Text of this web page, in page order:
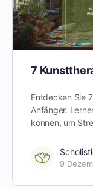
7
Entdecken Sie
Anfänger.
können, um
9